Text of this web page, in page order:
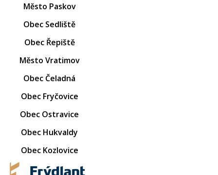
Město Paskov
Obec Sedliště
Obec Řepiště
Město Vratimov
Obec Čeladná
Obec Fryčovice
Obec Ostravice
Obec Hukvaldy
Obec Kozlovice